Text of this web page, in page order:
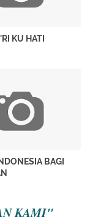
KU HATI
BAGI
KAMI"